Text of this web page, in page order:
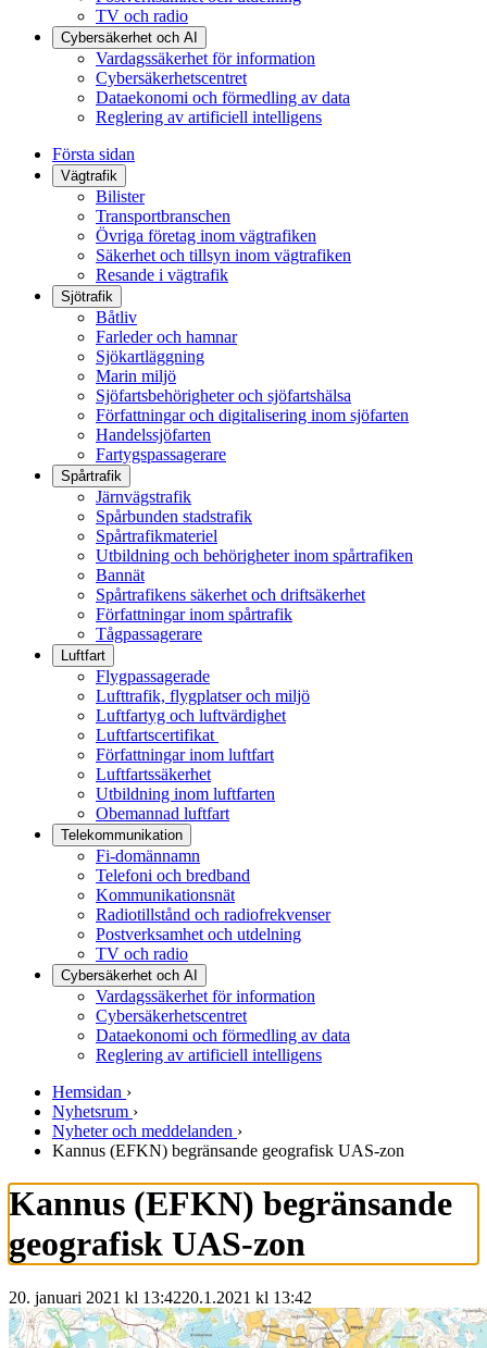
TV och radio
Cybersäkerhet och AI
Vardagssäkerhet för information
Cybersäkerhetscentret
Dataekonomi och förmedling av data
Reglering av artificiell intelligens
Första sidan
Vägtrafik
Bilister
Transportbranschen
Övriga företag inom vägtrafiken
Säkerhet och tillsyn inom vägtrafiken
Resande i vägtrafik
Sjötrafik
Båtliv
Farleder och hamnar
Sjökartläggning
Marin miljö
Sjöfartsbehörigheter och sjöfartshälsa
Författningar och digitalisering inom sjöfarten
Handelssjöfarten
Fartygspassagerare
Spårtrafik
Järnvägstrafik
Spårbunden stadstrafik
Spårtrafikmateriel
Utbildning och behörigheter inom spårtrafiken
Bannät
Spårtrafikens säkerhet och driftsäkerhet
Författningar inom spårtrafik
Tågpassagerare
Luftfart
Flygpassagerade
Lufttrafik, flygplatser och miljö
Luftfartyg och luftvärdighet
Luftfartscertifikat
Författningar inom luftfart
Luftfartssäkerhet
Utbildning inom luftfarten
Obemannad luftfart
Telekommunikation
Fi-domännamn
Telefoni och bredband
Kommunikationsnät
Radiotillstånd och radiofrekvenser
Postverksamhet och utdelning
TV och radio
Cybersäkerhet och AI
Vardagssäkerhet för information
Cybersäkerhetscentret
Dataekonomi och förmedling av data
Reglering av artificiell intelligens
Hemsidan ›
Nyhetsrum ›
Nyheter och meddelanden ›
Kannus (EFKN) begränsande geografisk UAS-zon
Kannus (EFKN) begränsande
geografisk UAS-zon
20. januari 2021 kl 13:4220.1.2021 kl 13:42